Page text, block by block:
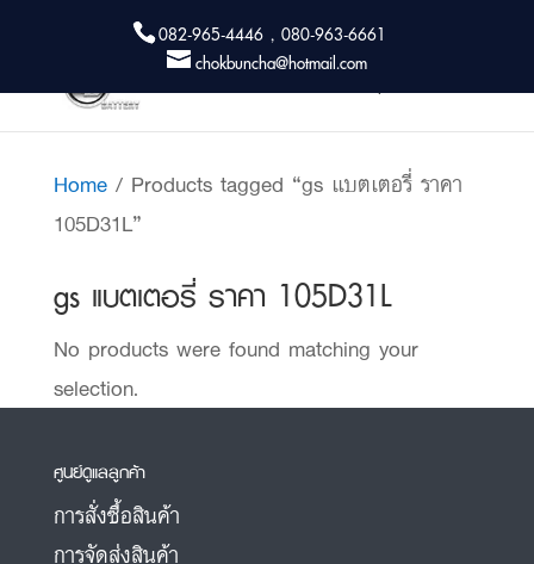
082-965-4446 , 080-963-6661
chokbuncha@hotmail.com
Home/ Products tagged “gs แบตเตอรี่ ราคา
105D31L”
gs แบตเตอรี่ ราคา 105D31L
No products were found matching your
selection.
ศูนย์ดูแลลูกค้า
การสั่งซื้อสินค้า
การจัดส่งสินค้า